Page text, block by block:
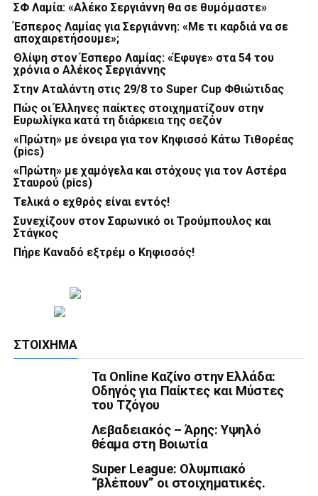
ΣΦ Λαμία: «Αλέκο Σεργιάννη θα σε θυμόμαστε»
Έσπερος Λαμίας για Σεργιάννη: «Με τι καρδιά να σε
αποχαιρετήσουμε»;
Θλίψη στον Έσπερο Λαμίας: «Έφυγε» στα 54 του
χρόνια ο Αλέκος Σεργιάννης
Στην Αταλάντη στις 29/8 το Super Cup Φθιώτιδας
Πώς οι Έλληνες παίκτες στοιχηματίζουν στην
Ευρωλίγκα κατά τη διάρκεια της σεζόν
«Πρώτη» με όνειρα για τον Κηφισσό Κάτω Τιθορέας
(pics)
«Πρώτη» με χαμόγελα και στόχους για τον Αστέρα
Σταυρού (pics)
Τελικά ο εχθρός είναι εντός!
Συνεχίζουν στον Σαρωνικό οι Τρούμπουλος και
Στάγκος
Πήρε Καναδό εξτρέμ ο Κηφισσός!
ΣΤΟΊΧΗΜΑ
Τα Online Καζίνο στην Ελλάδα:
Οδηγός για Παίκτες και Μύστες
του Τζόγου
Λεβαδειακός – Άρης: Υψηλό
θέαμα στη Βοιωτία
Super League: Ολυμπιακό
“βλέπουν” οι στοιχηματικές.